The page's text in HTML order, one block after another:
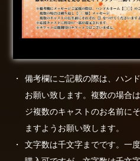
備考欄にご記載の際は、ハン
お願い致します。複数の場合
ジ複数のキャストのお名前に
ますようお願い致します。
文字数は千文字までです。一